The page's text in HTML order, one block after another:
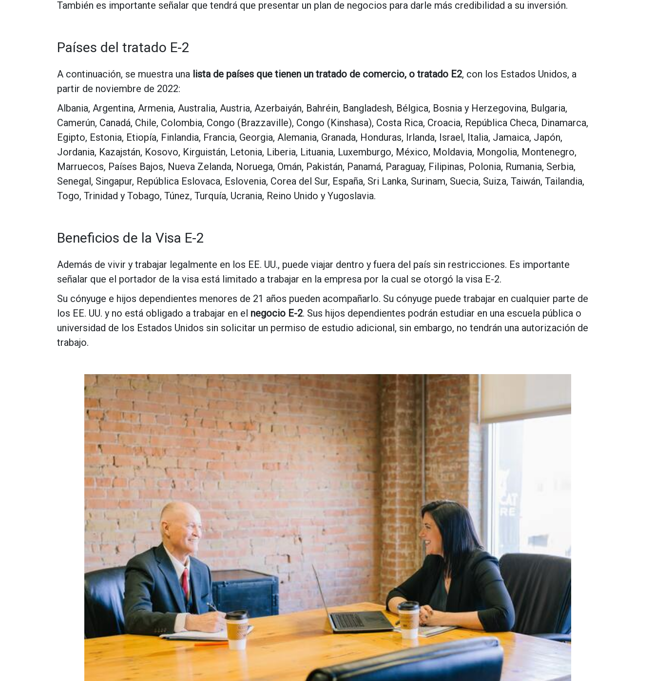
También es importante señalar que tendrá que presentar un plan de negocios para darle más credibilidad a su inversión.
Países del tratado E-2
A continuación, se muestra una lista de países que tienen un tratado de comercio, o tratado E2, con los Estados Unidos, a
partir de noviembre de 2022:
Albania, Argentina, Armenia, Australia, Austria, Azerbaiyán, Bahréin, Bangladesh, Bélgica, Bosnia y Herzegovina, Bulgaria,
Camerún, Canadá, Chile, Colombia, Congo (Brazzaville), Congo (Kinshasa), Costa Rica, Croacia, República Checa, Dinamarca,
Egipto, Estonia, Etiopía, Finlandia, Francia, Georgia, Alemania, Granada, Honduras, Irlanda, Israel, Italia, Jamaica, Japón,
Jordania, Kazajstán, Kosovo, Kirguistán, Letonia, Liberia, Lituania, Luxemburgo, México, Moldavia, Mongolia, Montenegro,
Marruecos, Países Bajos, Nueva Zelanda, Noruega, Omán, Pakistán, Panamá, Paraguay, Filipinas, Polonia, Rumania, Serbia,
Senegal, Singapur, República Eslovaca, Eslovenia, Corea del Sur, España, Sri Lanka, Surinam, Suecia, Suiza, Taiwán, Tailandia,
Togo, Trinidad y Tobago, Túnez, Turquía, Ucrania, Reino Unido y Yugoslavia.
Beneficios de la Visa E-2
Además de vivir y trabajar legalmente en los EE. UU., puede viajar dentro y fuera del país sin restricciones. Es importante
señalar que el portador de la visa está limitado a trabajar en la empresa por la cual se otorgó la visa E-2.
Su cónyuge e hijos dependientes menores de 21 años pueden acompañarlo. Su cónyuge puede trabajar en cualquier parte de
los EE. UU. y no está obligado a trabajar en el negocio E-2. Sus hijos dependientes podrán estudiar en una escuela pública o
universidad de los Estados Unidos sin solicitar un permiso de estudio adicional, sin embargo, no tendrán una autorización de
trabajo.